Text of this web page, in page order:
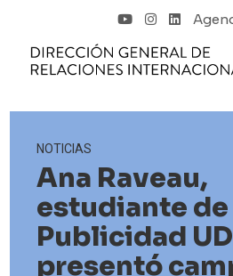
NOTICIAS
Ana Raveau,
estudiante de
Publicidad
presentó